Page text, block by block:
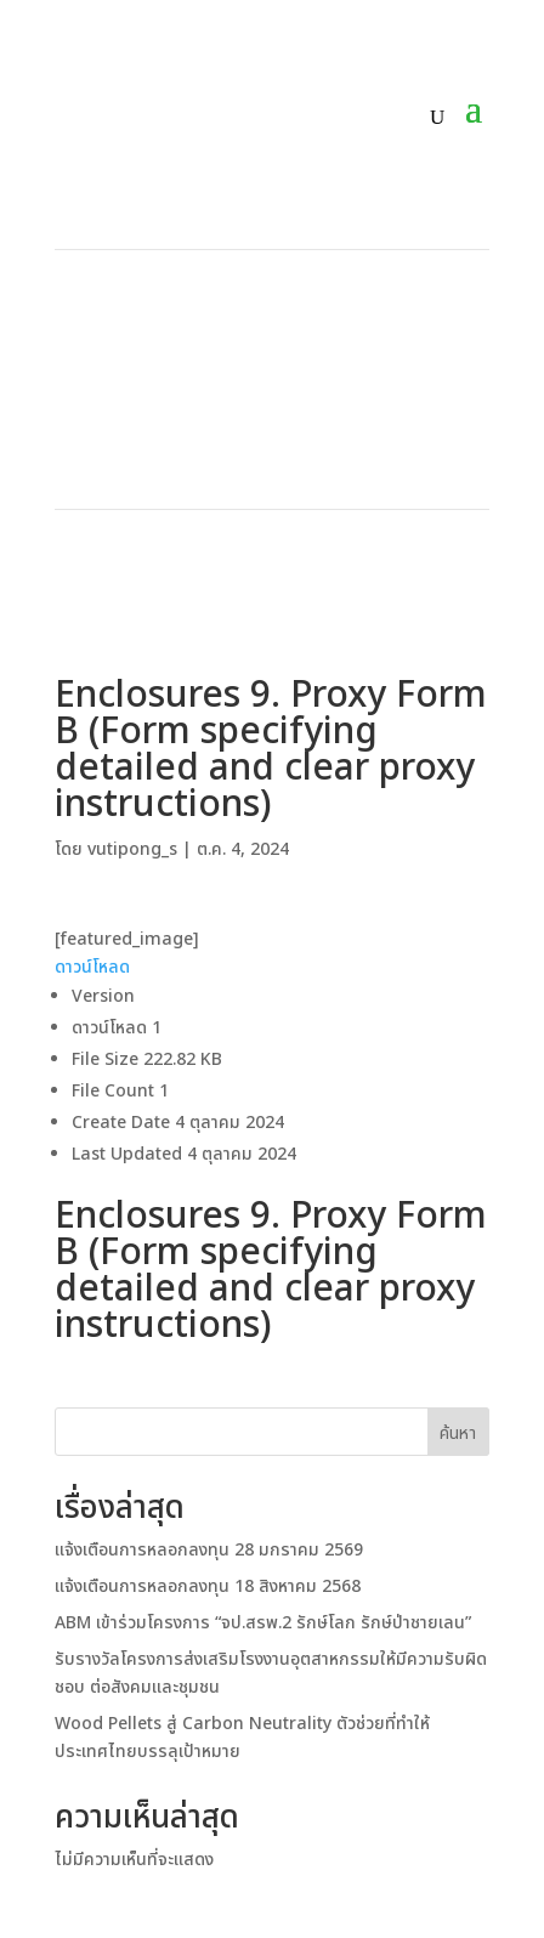
Enclosures 9. Proxy Form
B (Form specifying
detailed and clear proxy
instructions)
โดย vutipong_s| ต.ค. 4, 2024
[featured_image]
ดาวน์โหลด
Version
ดาวน์โหลด 1
File Size 222.82 KB
File Count 1
Create Date 4 ตุลาคม 2024
Last Updated 4 ตุลาคม 2024
Enclosures 9. Proxy Form
B (Form specifying
detailed and clear proxy
instructions)
ค้นหา
เรื่องล่าสุด
แจ้งเตือนการหลอกลงทุน 28 มกราคม 2569
แจ้งเตือนการหลอกลงทุน 18 สิงหาคม 2568
ABM เข้าร่วมโครงการ “จป.สรพ.2 รักษ์โลก รักษ์ป่าชายเลน”
รับรางวัลโครงการส่งเสริมโรงงานอุตสาหกรรมให้มีความรับผิด
ชอบ ต่อสังคมและชุมชน
Wood Pellets สู่ Carbon Neutrality ตัวช่วยที่ทำให้
ประเทศไทยบรรลุเป้าหมาย
ความเห็นล่าสุด
ไม่มีความเห็นที่จะแสดง